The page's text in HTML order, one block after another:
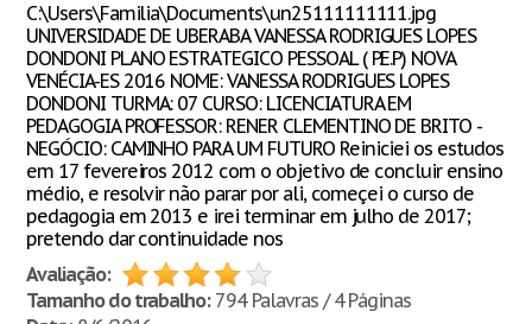
C:\Users\Familia\Documents\un25111111111.jpg
UNIVERSIDADE DE UBERABA VANESSA RODRIGUES LOPES
DONDONI PLANO ESTRATEGICO PESSOAL ( P.E.P) NOVA
VENÉCIA-ES 2016 NOME: VANESSA RODRIGUES LOPES
DONDONI TURMA: 07 CURSO: LICENCIATURA EM
PEDAGOGIA PROFESSOR: RENER CLEMENTINO DE BRITO -
NEGÓCIO: CAMINHO PARA UM FUTURO Reiniciei os estudos
em 17 fevereiros 2012 com o objetivo de concluir ensino
médio, e resolvir não parar por ali, começei o curso de
pedagogia em 2013 e irei terminar em julho de 2017;
pretendo dar continuidade nos
Avaliação:
Tamanho do trabalho:794 Palavras / 4 Páginas